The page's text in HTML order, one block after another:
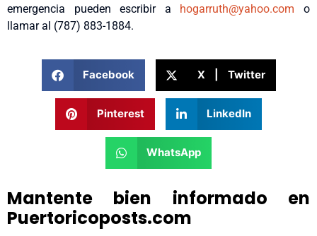
emergencia pueden escribir a hogarruth@yahoo.com o
llamar al (787) 883-1884.
Facebook X | Twitter
Pinterest LinkedIn
WhatsApp
Mantente bien informado en
Puertoricoposts.com